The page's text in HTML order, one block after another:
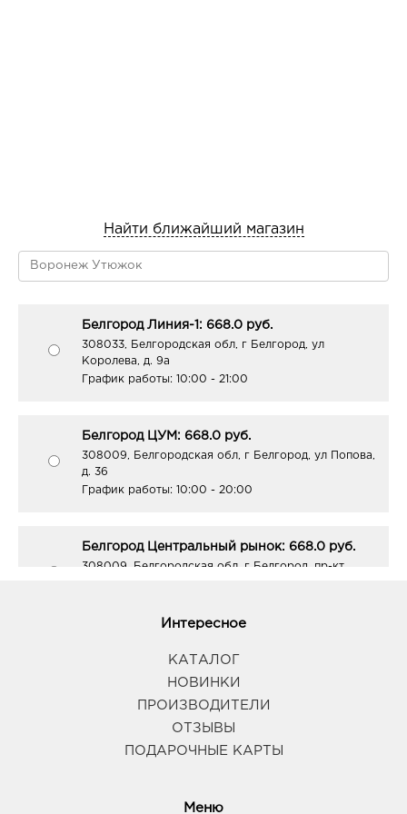
Найти ближайший магазин
Белгород Линия-1: 668.0 руб.
308033, Белгородская обл, г Белгород, ул
Королева, д. 9а
График работы: 10:00 - 21:00
Белгород ЦУМ: 668.0 руб.
308009, Белгородская обл, г Белгород, ул Попова,
д. 36
График работы: 10:00 - 20:00
Белгород Центральный рынок: 668.0 руб.
308009, Белгородская обл, г Белгород, пр-кт
Белгород Маяк: 668.0 руб.
308009, Белгородская обл, г Белгород, ул 50-
График работы: 9:00 - 20:00
Б.Хмельницкого, д. 164
Интересное
КАТАЛОГ
НОВИНКИ
ПРОИЗВОДИТЕЛИ
ОТЗЫВЫ
ПОДАРОЧНЫЕ КАРТЫ
Меню